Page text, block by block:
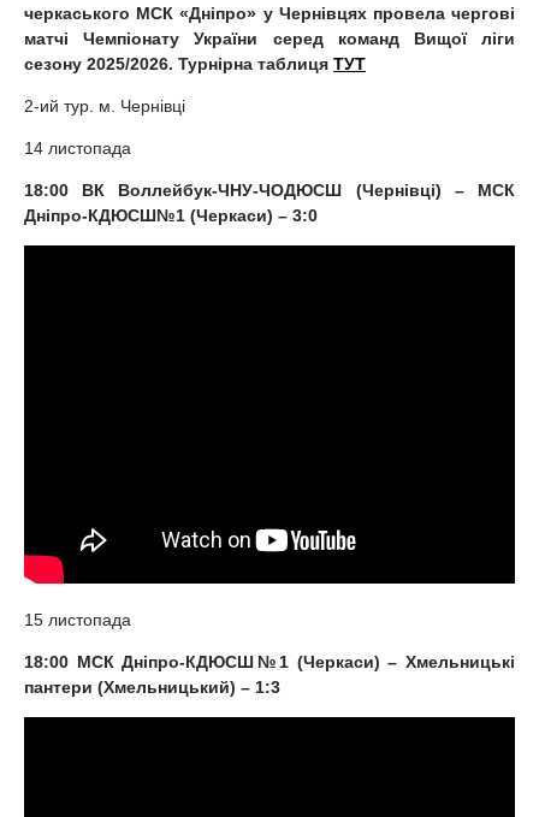
черкаського МСК «Дніпро» у Чернівцях провела чергові
матчі Чемпіонату України серед команд Вищої ліги
сезону 2025/2026. Турнірна таблиця ТУТ
2-ий тур. м. Чернівці
14 листопада
18:00 ВК Воллейбук-ЧНУ-ЧОДЮСШ (Чернівці) – МСК
Дніпро-КДЮСШ№1 (Черкаси) – 3:0
15 листопада
18:00 МСК Дніпро-КДЮСШ№1 (Черкаси) – Хмельницькі
пантери (Хмельницький) – 1:3